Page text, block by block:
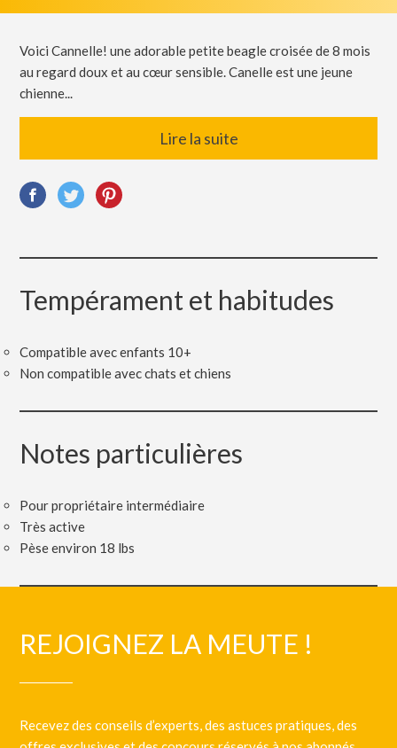
Voici Cannelle! une adorable petite beagle croisée de 8 mois
au regard doux et au cœur sensible. Canelle est une jeune
chienne...
Lire la suite
Tempérament et habitudes
Compatible avec enfants 10+
Non compatible avec chats et chiens
Notes particulières
Pour propriétaire intermédiaire
Très active
Pèse environ 18 lbs
REJOIGNEZ LA MEUTE !
Recevez des conseils d’experts, des astuces pratiques, des